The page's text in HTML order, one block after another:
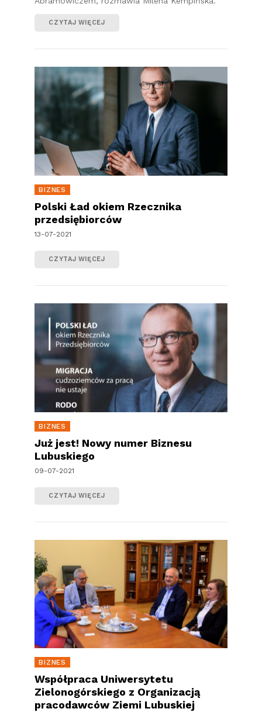
CZYTAJ WIĘCEJ
BIZNES
Polski Ład okiem Rzecznika
przedsiębiorców
13-07-2021
CZYTAJ WIĘCEJ
BIZNES
Już jest! Nowy numer Biznesu
Lubuskiego
09-07-2021
CZYTAJ WIĘCEJ
BIZNES
Współpraca Uniwersytetu
Zielonogórskiego z Organizacją
pracodawców Ziemi Lubuskiej